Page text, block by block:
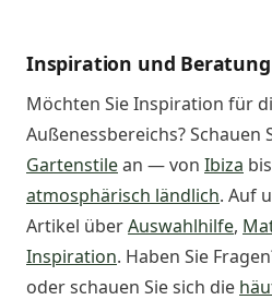
Inspiration und Beratung
Möchten Sie Inspiration für
Außenessbereichs? Schauen
Gartenstilean — von Ibiza bis
atmosphärisch ländlich. Auf
Artikel überAuswahlhilfe,
Inspiration. Haben Sie
oder schauen Sie sich die